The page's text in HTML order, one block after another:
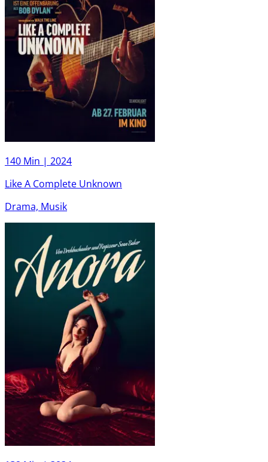
140 Min | 2024
Like A Complete Unknown
Drama, Musik